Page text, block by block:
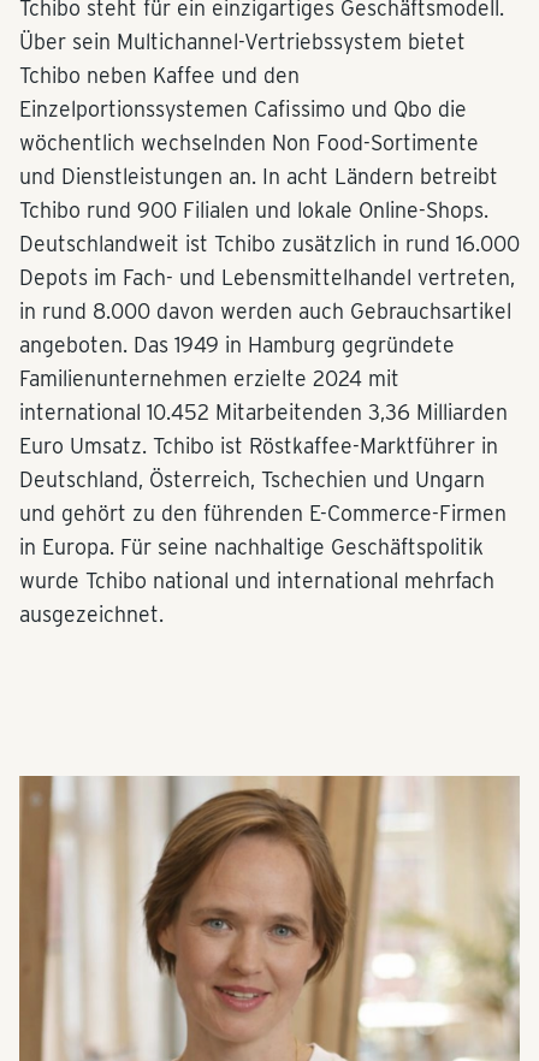
Tchibo steht für ein einzigartiges Geschäftsmodell.
Über sein Multichannel-Vertriebssystem bietet
Tchibo neben Kaffee und den
Einzelportionssystemen Cafissimo und Qbo die
wöchentlich wechselnden Non Food-Sortimente
und Dienstleistungen an. In acht Ländern betreibt
Tchibo rund 900 Filialen und lokale Online-Shops.
Deutschlandweit ist Tchibo zusätzlich in rund 16.000
Depots im Fach- und Lebensmittelhandel vertreten,
in rund 8.000 davon werden auch Gebrauchsartikel
angeboten. Das 1949 in Hamburg gegründete
Familienunternehmen erzielte 2024 mit
international 10.452 Mitarbeitenden 3,36 Milliarden
Euro Umsatz. Tchibo ist Röstkaffee-Marktführer in
Deutschland, Österreich, Tschechien und Ungarn
und gehört zu den führenden E-Commerce-Firmen
in Europa. Für seine nachhaltige Geschäftspolitik
wurde Tchibo national und international mehrfach
ausgezeichnet.